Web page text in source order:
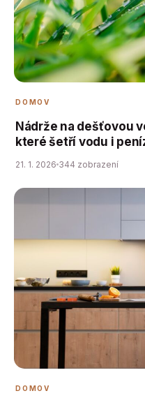
DOMOV
Nádrže na dešťovou
které šetří vodu i
21. 1. 2026 344 zobrazení
DOMOV